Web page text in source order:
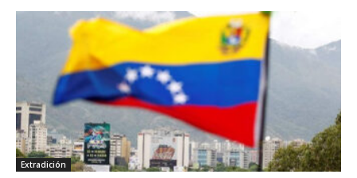
Extradición